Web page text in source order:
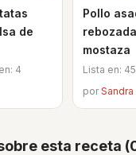
de
4
Pollo
mostaza
Lista en:
porSandra
esta receta